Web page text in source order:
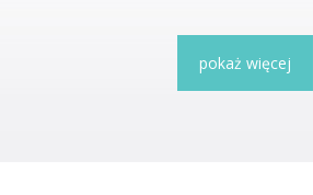
pokaż więcej